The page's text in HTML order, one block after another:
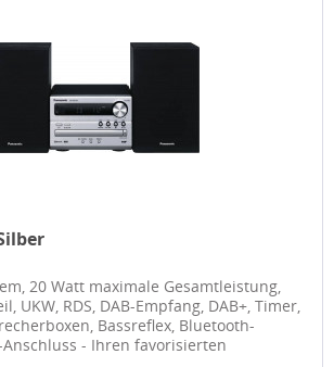
20 Watt maximale Gesamtleistung,
UKW, RDS, DAB-Empfang, DAB+, Timer,
Bassreflex, Bluetooth-
Anschluss - Ihren favorisierten